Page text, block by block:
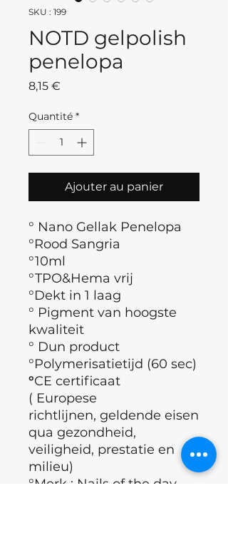
SKU : 199
NOTD gelpolish
penelopa
8,15 €
Quantité *
Ajouter au panier
° Nano Gellak Penelopa
°Rood Sangria
°10ml
°TPO&Hema vrij
°Dekt in 1 laag
° Pigment van hoogste
kwaliteit
° Dun product
°Polymerisatietijd (60 sec)
°CE certificaat
( Europese
richtlijnen, geldende eisen
qua gezondheid,
veiligheid, prestatie en
milieu)
°Merk : Nails of the day